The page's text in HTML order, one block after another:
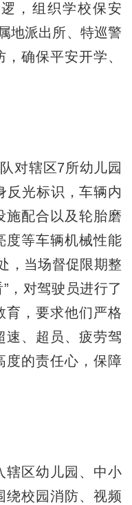
，组织学校保安
地派出所、特巡警
确保平安开学、
辖区7所幼儿园
反光标识，车辆内
施配合以及轮胎磨
度等车辆机械性能
，当场督促限期整
，对驾驶员进行了
育，要求他们严格
速、超员、疲劳驾
度的责任心，保障
区幼儿园、中小
绕校园消防、视频